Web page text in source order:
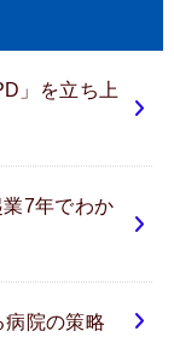
」を立ち上
7年でわか
院の策略